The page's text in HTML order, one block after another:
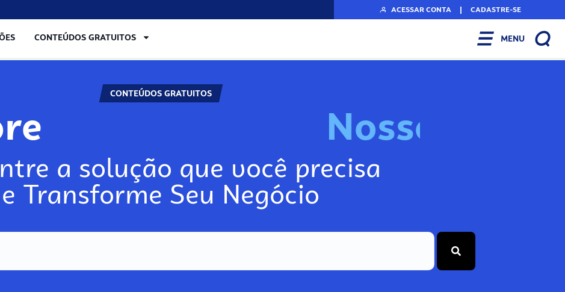
ACESSAR CONTA | CADASTRE-SE
CONTEÚDOS GRATUITOS MENU
CONTEÚDOS GRATUITOS
Noss
a solução que você precisa
e Transforme Seu Negócio